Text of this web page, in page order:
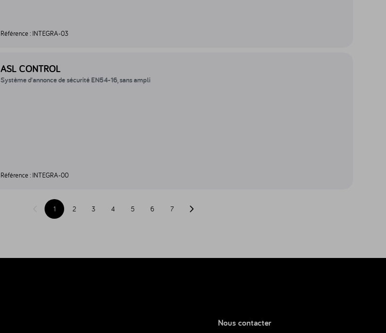
Référence : INTEGRA-03
ASL CONTROL
Système d'annonce de sécurité EN54-16, sans ampli
Référence : INTEGRA-00
Page précédente
1 2 3 4 5 6 7 Page suivante
Nous contacter